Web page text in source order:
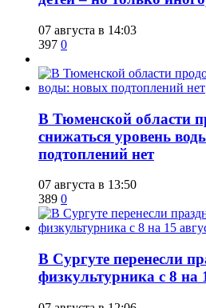
07 августа в 14:03
397 0
​В Тюменской области
снижаться уровень
подтоплений нет
07 августа в 13:50
389 0
​В Сургуте перенесли
физкультурника с 8 на